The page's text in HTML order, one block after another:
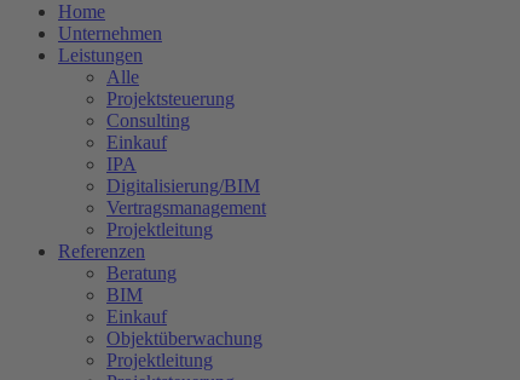
Home
Unternehmen
Leistungen
Alle
Projektsteuerung
Consulting
Einkauf
IPA
Digitalisierung/BIM
Vertragsmanagement
Projektleitung
Referenzen
Beratung
BIM
Einkauf
Objektüberwachung
Projektleitung